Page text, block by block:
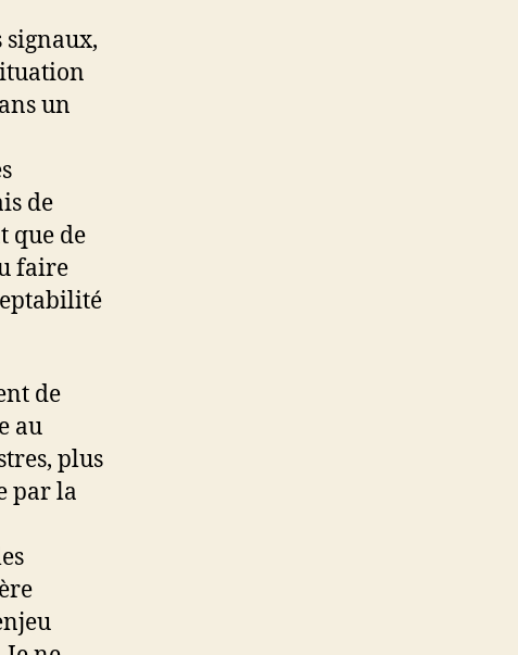
un
de
que de
faire
de
au
plus
par la